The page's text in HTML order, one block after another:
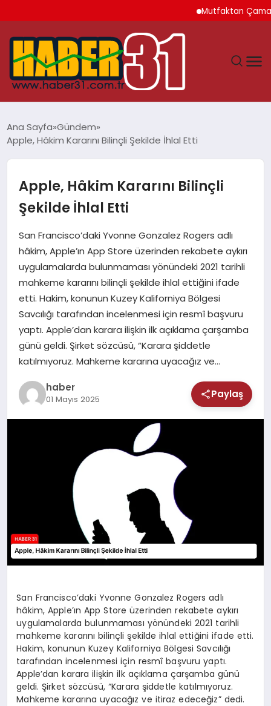
Mutfaktan Çamaşır
HATAY
YAŞAM
EKONOMI
GÜNDEM
MAGAZIN
SAĞLIK
TEKNOLOJI
Ana Sayfa Gündem
Apple, Hâkim Kararını Bilinçli Şekilde İhlal Etti
Apple, Hâkim Kararını Bilinçli
Şekilde İhlal Etti
San Francisco’daki Yvonne Gonzalez Rogers adlı
hâkim, Apple’ın App Store üzerinden rekabete aykırı
uygulamalarda bulunmaması yönündeki 2021 tarihli
mahkeme kararını bilinçli şekilde ihlal ettiğini ifade
etti. Hakim, konunun Kuzey Kaliforniya Bölgesi
Savcılığı tarafından incelenmesi için resmî başvuru
yaptı. Apple’dan karara ilişkin ilk açıklama çarşamba
günü geldi. Şirket sözcüsü, “Karara şiddetle
katılmıyoruz. Mahkeme kararına uyacağız ve…
haber
01 Mayıs 2025 Paylaş
San Francisco’daki Yvonne Gonzalez Rogers adlı
hâkim, Apple’ın App Store üzerinden rekabete aykırı
uygulamalarda bulunmaması yönündeki 2021 tarihli
mahkeme kararını bilinçli şekilde ihlal ettiğini ifade etti.
Hakim, konunun Kuzey Kaliforniya Bölgesi Savcılığı
tarafından incelenmesi için resmî başvuru yaptı.
Apple’dan karara ilişkin ilk açıklama çarşamba günü
geldi. Şirket sözcüsü, “Karara şiddetle katılmıyoruz.
Mahkeme kararına uyacağız ve itiraz edeceğiz” dedi.